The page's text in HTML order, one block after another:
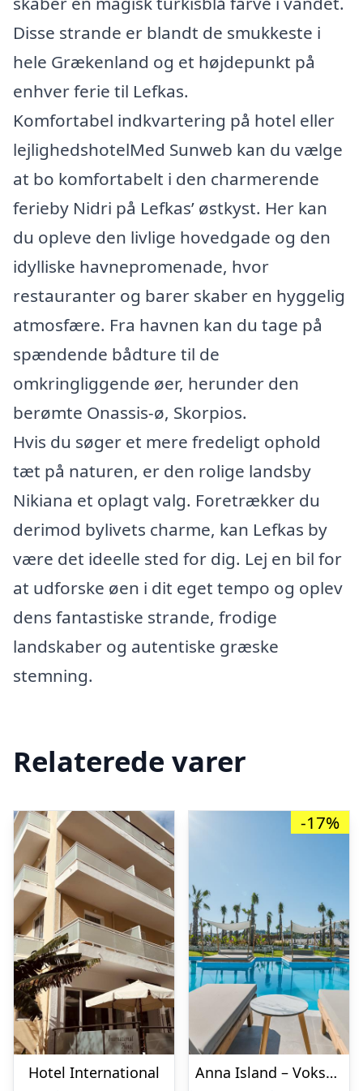
Disse strande er blandt de smukkeste i
hele Grækenland og et højdepunkt på
enhver ferie til Lefkas.
Komfortabel indkvartering på hotel eller
lejlighedshotelMed Sunweb kan du vælge
at bo komfortabelt i den charmerende
ferieby Nidri på Lefkas’ østkyst. Her kan
du opleve den livlige hovedgade og den
idylliske havnepromenade, hvor
restauranter og barer skaber en hyggelig
atmosfære. Fra havnen kan du tage på
spændende bådture til de
omkringliggende øer, herunder den
berømte Onassis-ø, Skorpios.
Hvis du søger et mere fredeligt ophold
tæt på naturen, er den rolige landsby
Nikiana et oplagt valg. Foretrækker du
derimod bylivets charme, kan Lefkas by
være det ideelle sted for dig. Lej en bil for
at udforske øen i dit eget tempo og oplev
dens fantastiske strande, frodige
landskaber og autentiske græske
stemning.
Relaterede varer
Hotel International
-17%
Anna Island – Voksenhotel